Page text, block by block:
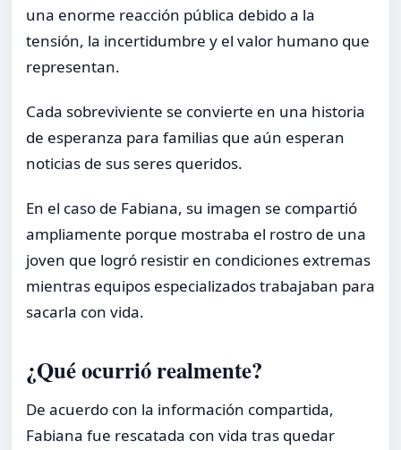
una enorme reacción pública debido a la
tensión, la incertidumbre y el valor humano que
representan.
Cada sobreviviente se convierte en una historia
de esperanza para familias que aún esperan
noticias de sus seres queridos.
En el caso de Fabiana, su imagen se compartió
ampliamente porque mostraba el rostro de una
joven que logró resistir en condiciones extremas
mientras equipos especializados trabajaban para
sacarla con vida.
¿Qué ocurrió realmente?
De acuerdo con la información compartida,
Fabiana fue rescatada con vida tras quedar